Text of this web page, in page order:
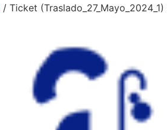
/ Ticket